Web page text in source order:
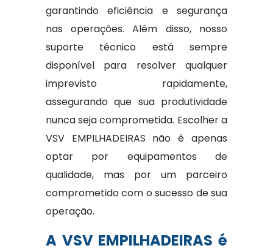
garantindo eficiência e segurança
nas operações. Além disso, nosso
suporte técnico está sempre
disponível para resolver qualquer
imprevisto rapidamente,
assegurando que sua produtividade
nunca seja comprometida. Escolher a
VSV EMPILHADEIRAS não é apenas
optar por equipamentos de
qualidade, mas por um parceiro
comprometido com o sucesso de sua
operação.
A VSV EMPILHADEIRAS é